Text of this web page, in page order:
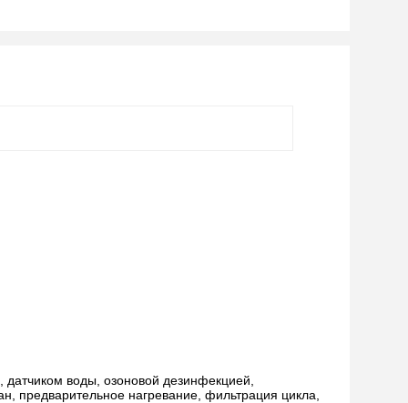
воды, озоновой дезинфекцией,
предварительное нагревание, фильтрация цикла,